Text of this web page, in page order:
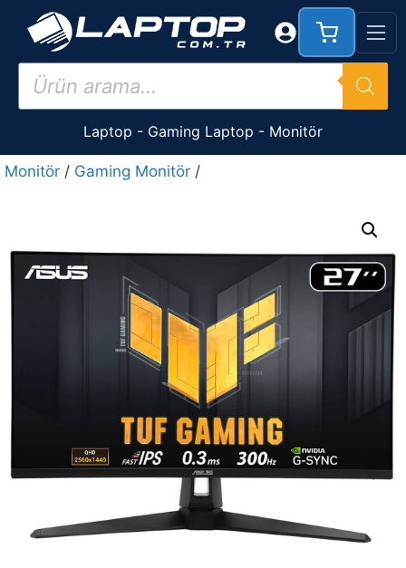
İçeriğe
Products
search
Laptop - Gaming Laptop - Monitör
Monitör / Gaming Monitör /